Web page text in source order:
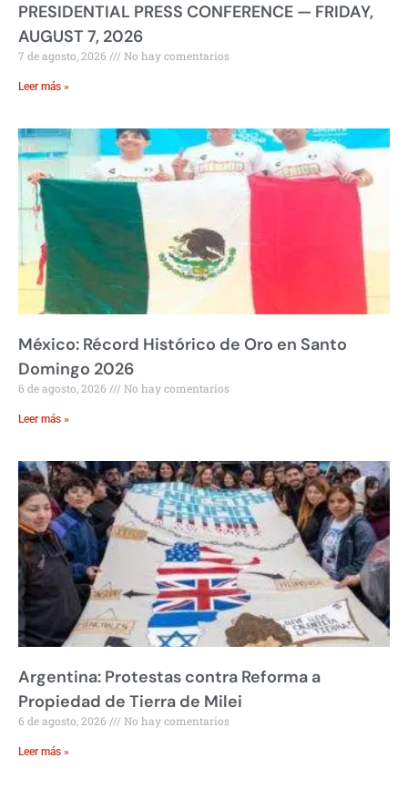
PRESIDENTIAL PRESS CONFERENCE — FRIDAY,
AUGUST 7, 2026
7 de agosto, 2026 No hay comentarios
Leer más »
México: Récord Histórico de Oro en Santo
Domingo 2026
6 de agosto, 2026 No hay comentarios
Leer más »
Argentina: Protestas contra Reforma a
Propiedad de Tierra de Milei
6 de agosto, 2026 No hay comentarios
Leer más »